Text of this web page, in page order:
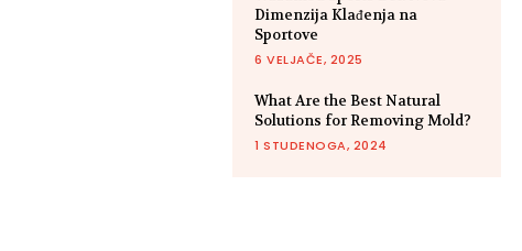
Dimenzija Klađenja na
Sportove
6 VELJAČE, 2025
What Are the Best Natural
Solutions for Removing Mold?
1 STUDENOGA, 2024